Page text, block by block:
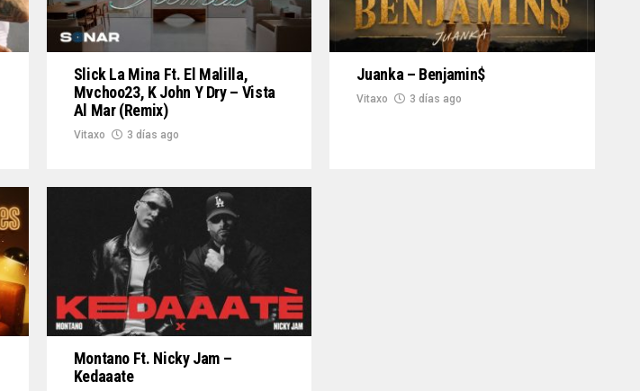
Slick La Mina Ft. El Malilla,
Mvchoo23, K John Y Dry – Vista
Al Mar (Remix)
Vitaxo 3 días ago
Juanka – Benjamin$
Vitaxo 3 días ago
Montano Ft. Nicky Jam –
Kedaaate